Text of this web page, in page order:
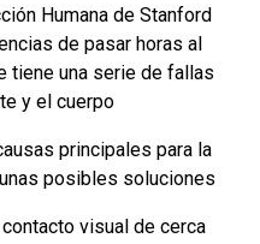
Humana de Stanford
de pasar horas al
tiene una serie de fallas
y el cuerpo
principales para la
posibles soluciones
visual de cerca